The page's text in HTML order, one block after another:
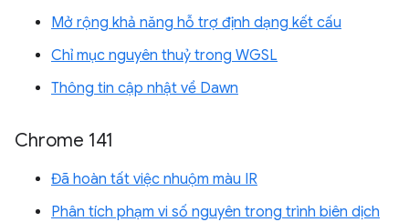
Mở rộng khả năng hỗ trợ định dạng kết cấu
Chỉ mục nguyên thuỷ trong WGSL
Thông tin cập nhật về Dawn
Chrome 141
Đã hoàn tất việc nhuộm màu IR
Phân tích phạm vi số nguyên trong trình biên dịch